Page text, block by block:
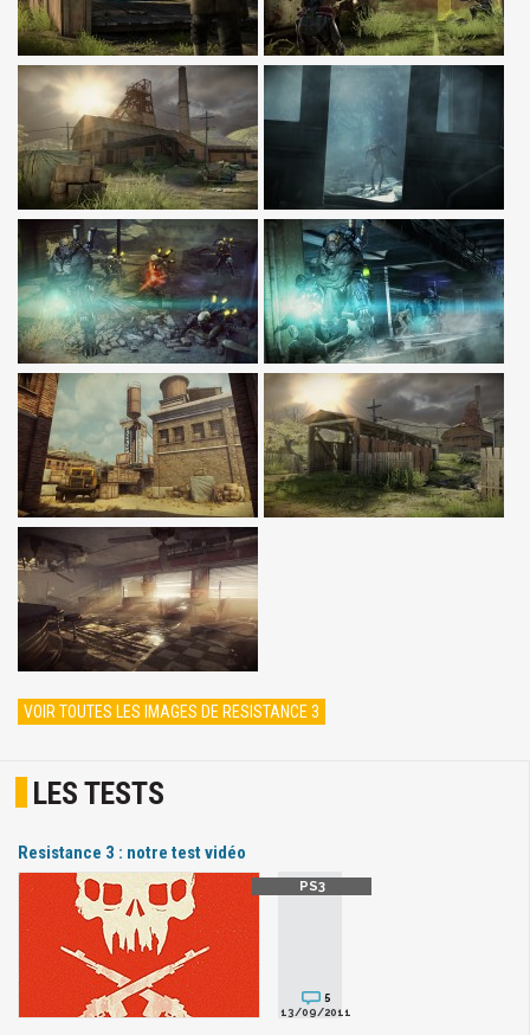
VOIR TOUTES LES IMAGES DE RESISTANCE 3
LES TESTS
Resistance 3 : notre test vidéo
5
13/09/2011